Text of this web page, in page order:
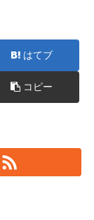
はてブ
コピー